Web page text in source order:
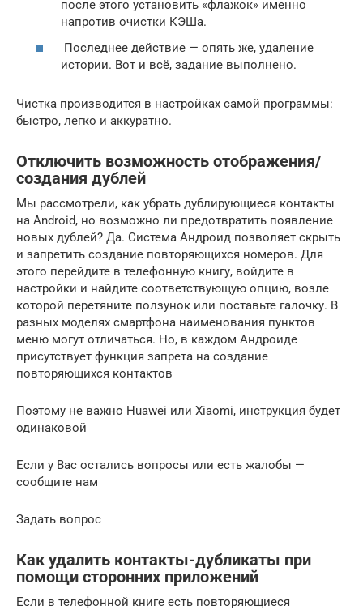
после этого установить «флажок» именно
напротив очистки КЭШа.
Последнее действие — опять же, удаление
истории. Вот и всё, задание выполнено.
Чистка производится в настройках самой программы:
быстро, легко и аккуратно.
Отключить возможность отображения/
создания дублей
Мы рассмотрели, как убрать дублирующиеся контакты
на Android, но возможно ли предотвратить появление
новых дублей? Да. Система Андроид позволяет скрыть
и запретить создание повторяющихся номеров. Для
этого перейдите в телефонную книгу, войдите в
настройки и найдите соответствующую опцию, возле
которой перетяните ползунок или поставьте галочку. В
разных моделях смартфона наименования пунктов
меню могут отличаться. Но, в каждом Андроиде
присутствует функция запрета на создание
повторяющихся контактов
Поэтому не важно Huawei или Xiaomi, инструкция будет
одинаковой
Если у Вас остались вопросы или есть жалобы —
сообщите нам
Задать вопрос
Как удалить контакты-дубликаты при
помощи сторонних приложений
Если в телефонной книге есть повторяющиеся